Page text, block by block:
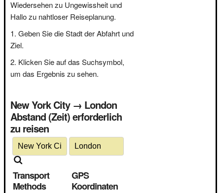
Wiedersehen zu Ungewissheit und
Hallo zu nahtloser Reiseplanung.
Geben Sie die Stadt der Abfahrt und
Ziel.
Klicken Sie auf das Suchsymbol,
um das Ergebnis zu sehen.
New York City → London
Abstand (Zeit) erforderlich
zu reisen
Transport
Methods
GPS
Koordinaten